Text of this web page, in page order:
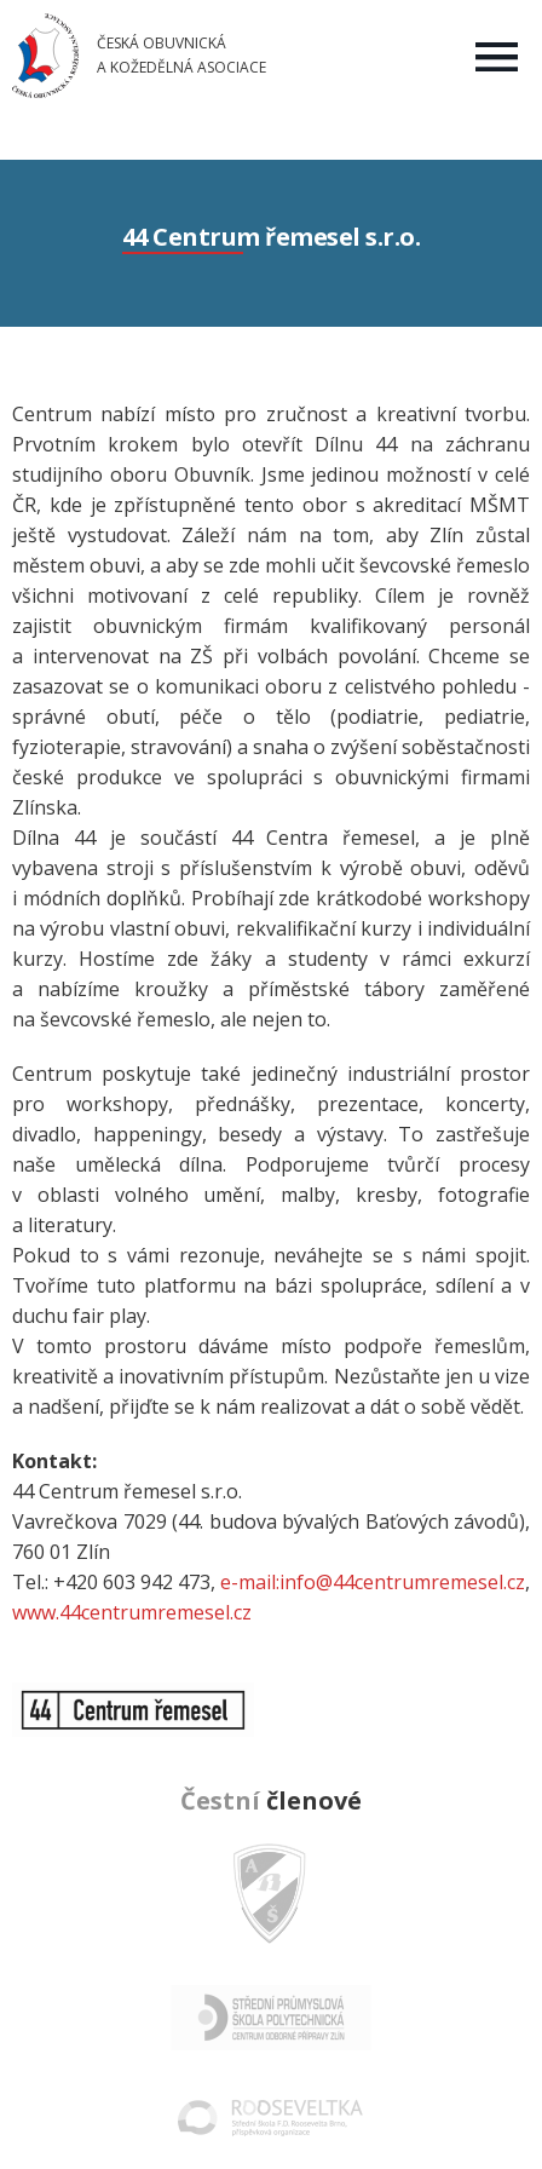
ČESKÁ OBUVNICKÁ
A KOŽEDĚLNÁ ASOCIACE
44 Centrum řemesel s.r.o.
Centrum nabízí místo pro zručnost a kreativní tvorbu.
Prvotním krokem bylo otevřít Dílnu 44 na záchranu
studijního oboru Obuvník. Jsme jedinou možností v celé
ČR, kde je zpřístupněné tento obor s akreditací MŠMT
ještě vystudovat. Záleží nám na tom, aby Zlín zůstal
městem obuvi, a aby se zde mohli učit ševcovské řemeslo
všichni motivovaní z celé republiky. Cílem je rovněž
zajistit obuvnickým firmám kvalifikovaný personál
a intervenovat na ZŠ při volbách povolání. Chceme se
zasazovat se o komunikaci oboru z celistvého pohledu -
správné obutí, péče o tělo (podiatrie, pediatrie,
fyzioterapie, stravování) a snaha o zvýšení soběstačnosti
české produkce ve spolupráci s obuvnickými firmami
Zlínska.
Dílna 44 je součástí 44 Centra řemesel, a je plně
vybavena stroji s příslušenstvím k výrobě obuvi, oděvů
i módních doplňků. Probíhají zde krátkodobé workshopy
na výrobu vlastní obuvi, rekvalifikační kurzy i individuální
kurzy. Hostíme zde žáky a studenty v rámci exkurzí
a nabízíme kroužky a příměstské tábory zaměřené
na ševcovské řemeslo, ale nejen to.
Centrum poskytuje také jedinečný industriální prostor
pro workshopy, přednášky, prezentace, koncerty,
divadlo, happeningy, besedy a výstavy. To zastřešuje
naše umělecká dílna. Podporujeme tvůrčí procesy
v oblasti volného umění, malby, kresby, fotografie
a literatury.
Pokud to s vámi rezonuje, neváhejte se s námi spojit.
Tvoříme tuto platformu na bázi spolupráce, sdílení a v
duchu fair play.
V tomto prostoru dáváme místo podpoře řemeslům,
kreativitě a inovativním přístupům. Nezůstaňte jen u vize
a nadšení, přijďte se k nám realizovat a dát o sobě vědět.
Kontakt:
44 Centrum řemesel s.r.o.
Vavrečkova 7029 (44. budova bývalých Baťových závodů),
760 01 Zlín
Tel.: +420 603 942 473, e-mail:info@44centrumremesel.cz,
www.44centrumremesel.cz
Čestní členové